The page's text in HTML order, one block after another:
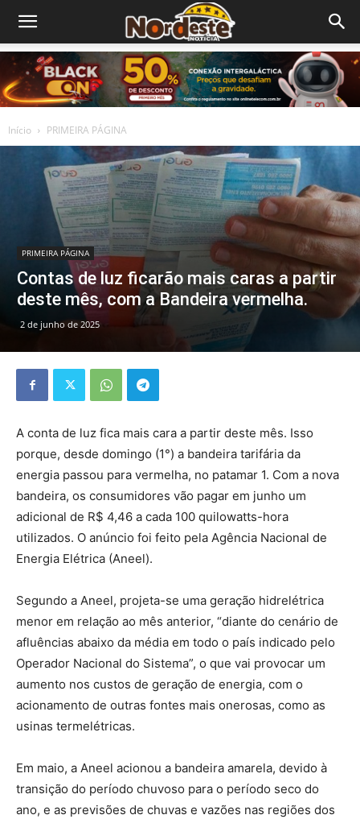
Início PRIMEIRA PÁGINA
PRIMEIRA PÁGINA
Contas de luz ficarão mais caras a partir
deste mês, com a Bandeira vermelha.
2 de junho de 2025
A conta de luz fica mais cara a partir deste mês. Isso
porque, desde domingo (1°) a bandeira tarifária da
energia passou para vermelha, no patamar 1. Com a nova
bandeira, os consumidores vão pagar em junho um
adicional de R$ 4,46 a cada 100 quilowatts-hora
utilizados. O anúncio foi feito pela Agência Nacional de
Energia Elétrica (Aneel).
Segundo a Aneel, projeta-se uma geração hidrelétrica
menor em relação ao mês anterior, “diante do cenário de
afluências abaixo da média em todo o país indicado pelo
Operador Nacional do Sistema”, o que vai provocar um
aumento nos custos de geração de energia, com o
acionamento de outras fontes mais onerosas, como as
usinas termelétricas.
Em maio, a Aneel acionou a bandeira amarela, devido à
transição do período chuvoso para o período seco do
ano, e as previsões de chuvas e vazões nas regiões dos